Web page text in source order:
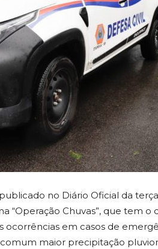
no Diário Oficial da
“Operação Chuvas”, que tem
ocorrências em casos de
maior precipitação